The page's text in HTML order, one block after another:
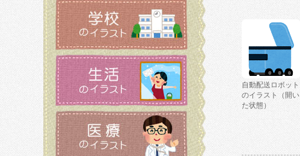
自動配送ロボット
のイラスト（開い
た状態）